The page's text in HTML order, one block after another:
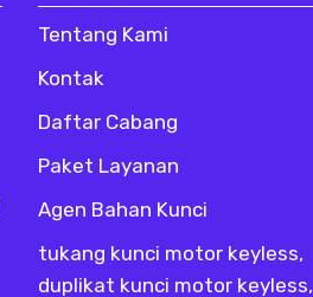
Tentang Kami
Kontak
Daftar Cabang
Paket Layanan
Agen Bahan Kunci
tukang kunci motor keyless,
duplikat kunci motor keyless,